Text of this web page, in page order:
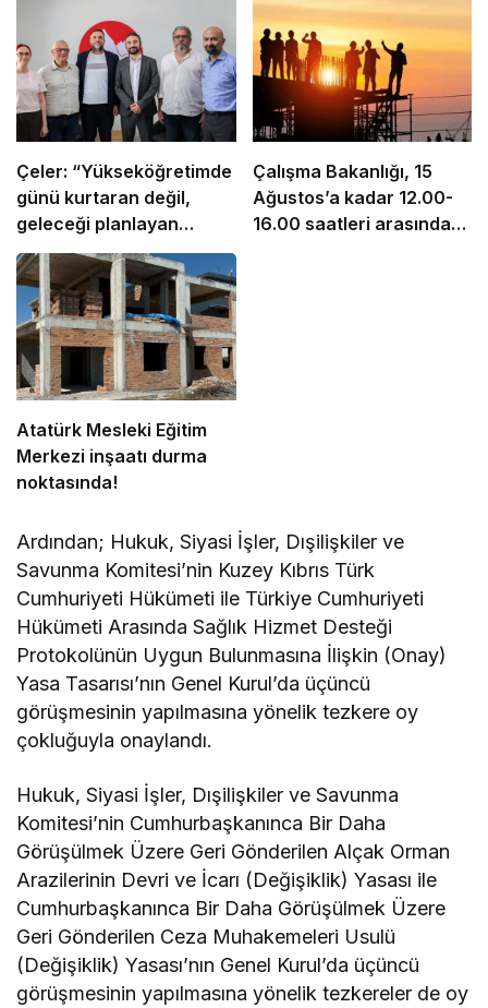
Çeler: “Yükseköğretimde
günü kurtaran değil,
geleceği planlayan
politikalara ihtiyaç var”
Çalışma Bakanlığı, 15
Ağustos’a kadar 12.00-
16.00 saatleri arasında
Atatürk Mesleki Eğitim
Merkezi inşaatı durma
noktasında!
Ardından; Hukuk, Siyasi İşler, Dışilişkiler ve
Savunma Komitesi’nin Kuzey Kıbrıs Türk
Cumhuriyeti Hükümeti ile Türkiye Cumhuriyeti
Hükümeti Arasında Sağlık Hizmet Desteği
Protokolünün Uygun Bulunmasına İlişkin (Onay)
Yasa Tasarısı’nın Genel Kurul’da üçüncü
görüşmesinin yapılmasına yönelik tezkere oy
çokluğuyla onaylandı.
Hukuk, Siyasi İşler, Dışilişkiler ve Savunma
Komitesi’nin Cumhurbaşkanınca Bir Daha
Görüşülmek Üzere Geri Gönderilen Alçak Orman
Arazilerinin Devri ve İcarı (Değişiklik) Yasası ile
Cumhurbaşkanınca Bir Daha Görüşülmek Üzere
Geri Gönderilen Ceza Muhakemeleri Usulü
(Değişiklik) Yasası’nın Genel Kurul’da üçüncü
görüşmesinin yapılmasına yönelik tezkereler de oy